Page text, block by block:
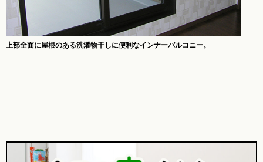
上部全面に屋根のある洗濯物干しに便利なインナーバルコニー。